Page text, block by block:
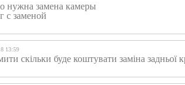
нужна замена камеры
с заменой
13:59
скільки буде коштувати заміна